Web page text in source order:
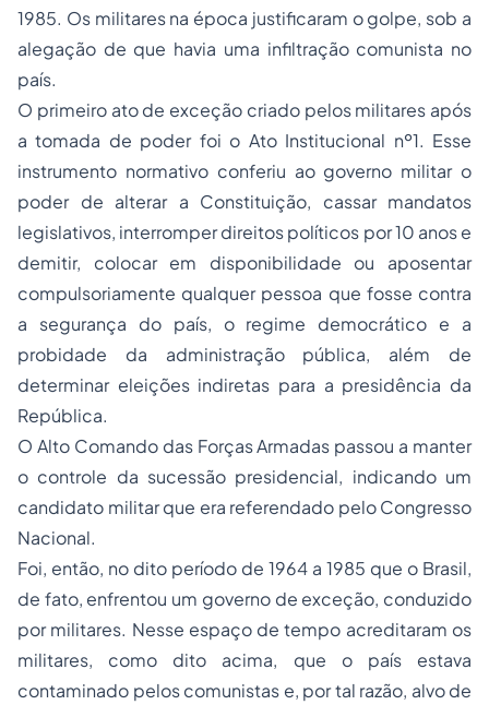
1985. Os militares na época justificaram o golpe, sob a
alegação de que havia uma infiltração comunista no
país.
O primeiro ato de exceção criado pelos militares após
a tomada de poder foi o Ato Institucional nº1. Esse
instrumento normativo conferiu ao governo militar o
poder de alterar a Constituição, cassar mandatos
legislativos, interromper direitos políticos por 10 anos e
demitir, colocar em disponibilidade ou aposentar
compulsoriamente qualquer pessoa que fosse contra
a segurança do país, o regime democrático e a
probidade da administração pública, além de
determinar eleições indiretas para a presidência da
República.
O Alto Comando das Forças Armadas passou a manter
o controle da sucessão presidencial, indicando um
candidato militar que era referendado pelo Congresso
Nacional.
Foi, então, no dito período de 1964 a 1985 que o Brasil,
de fato, enfrentou um governo de exceção, conduzido
por militares. Nesse espaço de tempo acreditaram os
militares, como dito acima, que o país estava
contaminado pelos comunistas e, por tal razão, alvo de